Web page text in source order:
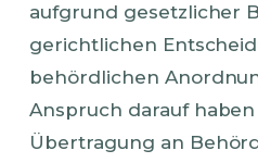
aufgrund gesetzlicher
gerichtlichen
behördlichen
Anspruch darauf
Übertragung an